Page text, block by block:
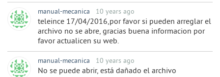
manual-mecanica 10 years ago
teleince 17/04/2016,por favor si pueden arreglar el
archivo no se abre, gracias buena informacion por
favor actualicen su web.
manual-mecanica 10 years ago
No se puede abrir, está dañado el archivo